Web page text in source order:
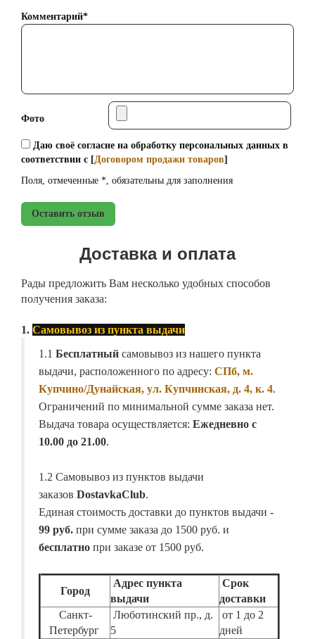
Комментарий*
Фото
Даю своё согласие на обработку персональных данных в
соответствии с [Договором продажи товаров]
Поля, отмеченные *, обязательны для заполнения
Оставить отзыв
Доставка и оплата
Рады предложить Вам несколько удобных способов
получения заказа:
1. Самовывоз из пункта выдачи
1.1 Бесплатный самовывоз из нашего пункта
выдачи, расположенного по адресу: СПб, м.
Купчино/Дунайская, ул. Купчинская, д. 4, к. 4.
Ограничений по минимальной сумме заказа нет.
Выдача товара осуществляется: Ежедневно с
10.00 до 21.00.
1.2 Самовывоз из пунктов выдачи
заказов DostavkaClub.
Единая стоимость доставки до пунктов выдачи -
99 руб. при сумме заказа до 1500 руб. и
бесплатно при заказе от 1500 руб.
Город
Адрес пункта
выдачи
Срок
доставки
Санкт-
Петербург
Люботинский пр., д.
5
от 1 до 2
дней